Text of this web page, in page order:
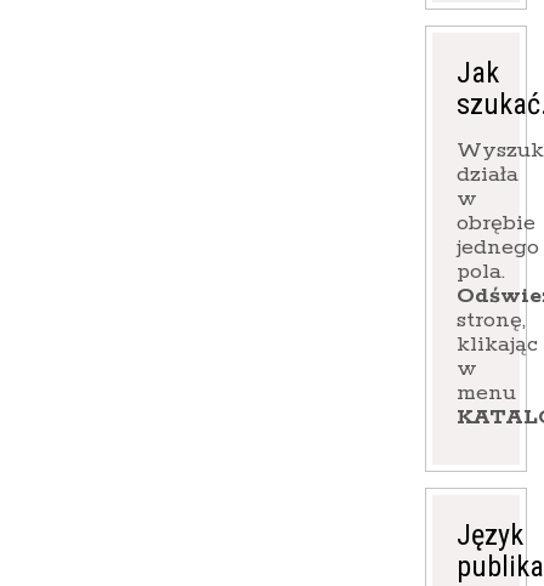
Jak
działa
w
obrębie
jednego
pola.
stronę,
klikając
w
menu
Język